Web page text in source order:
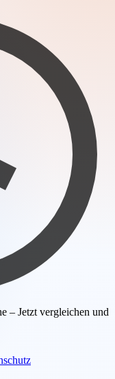
– Jetzt vergleichen und